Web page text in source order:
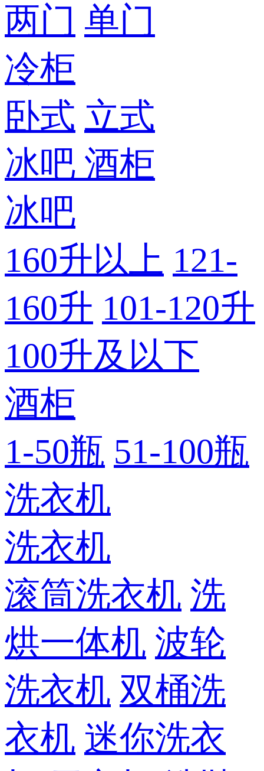
两门 单门
冷柜
卧式 立式
冰吧 酒柜
冰吧
160升以上 121-
160升 101-120升
100升及以下
酒柜
1-50瓶 51-100瓶
洗衣机
洗衣机
滚筒洗衣机 洗
烘一体机 波轮
洗衣机 双桶洗
衣机 迷你洗衣